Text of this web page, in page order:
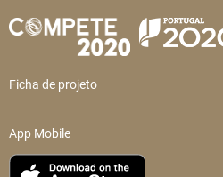
Ficha de projeto
App Mobile